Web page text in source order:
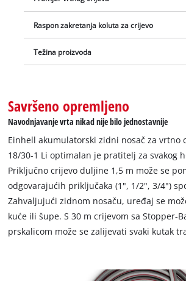
Raspon zakretanja koluta za crijevo
Težina proizvoda
Savršeno opremljeno
Navodnjavanje vrta nikad nije bilo jednostavnije
Einhell akumulatorski zidni nosač za vrtno
18/30-1 Li optimalan je pratitelj za svakog
Priključno crijevo duljine 1,5 m može se
odgovarajućih priključaka (1", 1/2", 3/4")
Zahvaljujući zidnom nosaču, uređaj se
kuće ili šupe. S 30 m crijevom sa Stopper-
prskalicom može se zalijevati svaki kutak